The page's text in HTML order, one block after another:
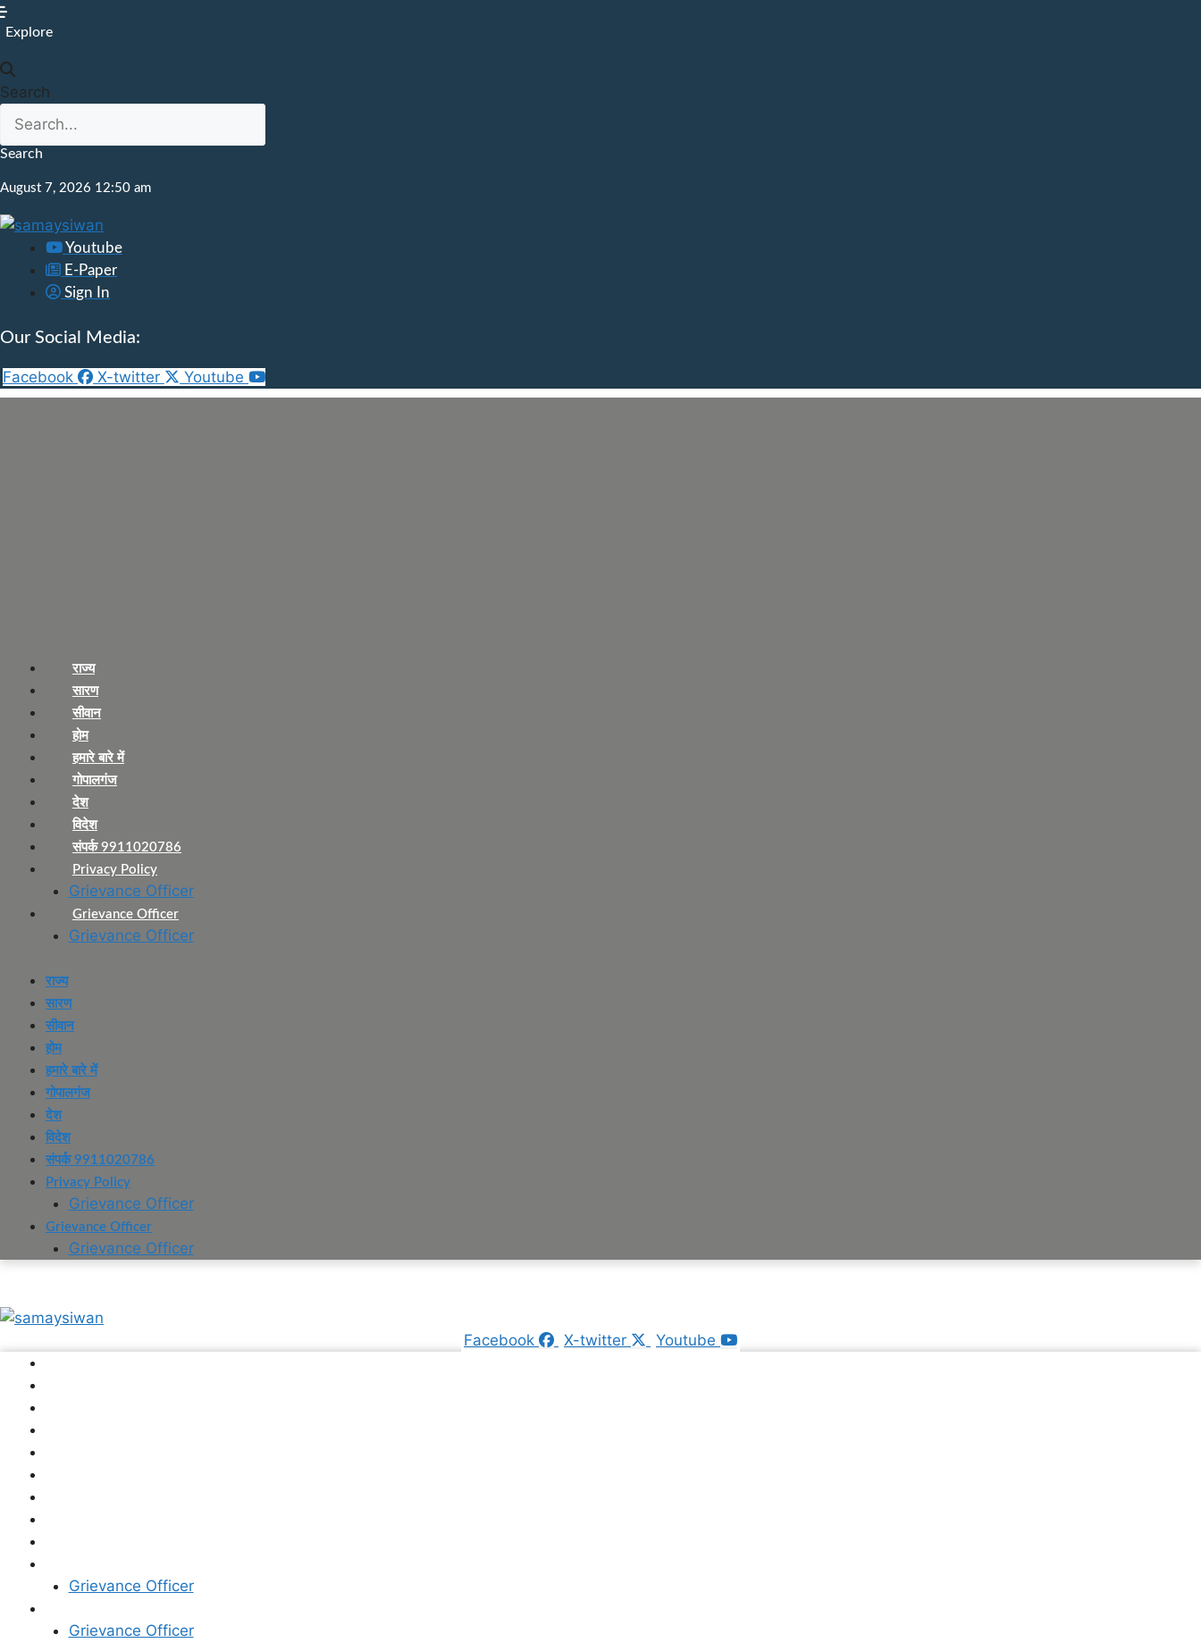
Skip
toExplore
Search
Search
August 7, 2026 12:50 am
Youtube
E-Paper
Sign In
Our Social Media:
Facebook X-twitter Youtube
राज्य
सारण
सीवान
होम
हमारे बारे में
गोपालगंज
देश
विदेश
संपर्क 9911020786
Privacy Policy
Grievance Officer
Grievance Officer
Grievance Officer
राज्य
सारण
सीवान
होम
हमारे बारे में
गोपालगंज
देश
विदेश
संपर्क 9911020786
Privacy Policy
Grievance Officer
Grievance Officer
Grievance Officer
Facebook X-twitter Youtube
Grievance Officer
Grievance Officer